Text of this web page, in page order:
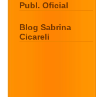
Publ. Oficial
Blog Sabrina
Cicareli